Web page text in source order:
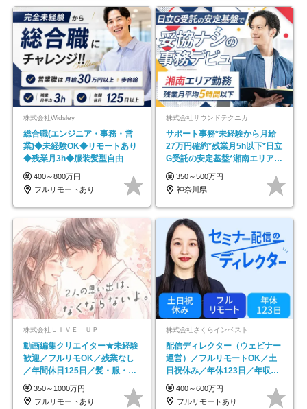
株式会社Widsley
総合職(エンジニア・事務・営
業)◆未経験OK◆リモートあり
◆残業月3h◆服装髪型自由
400～800万円
フルリモートあり
株式会社サウンドテクニカ
サポート事務*未経験から月給
27万円確約*残業月5h以下*日立
G受託の安定基盤*湘南エリア勤
務
350～500万円
神奈川県
株式会社ＬＩＶＥ ＵＰ
動画編集クリエイター★未経験
歓迎／フルリモOK／残業なし
／年間休日125日／髪・服・ネ
イル自由／研修充実で安心
350～1000万円
フルリモートあり
株式会社さくらインベスト
配信ディレクター（ウェビナー
運営）／フルリモートOK／土
日祝休み／年休123日／年収
600万円可
400～600万円
フルリモートあり